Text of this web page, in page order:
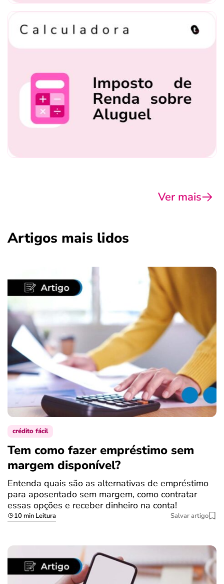
Ver mais
Artigos mais lidos
crédito fácil
Tem como fazer empréstimo sem
margem disponível?
Entenda quais são as alternativas de empréstimo
para aposentado sem margem, como contratar
essas opções e receber dinheiro na conta!
10 min Leitura Salvar artigo